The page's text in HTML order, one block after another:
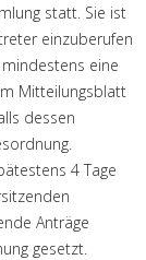
statt. Sie ist
einzuberufen
eine
Mitteilungsblatt
dessen
4 Tage
Anträge
gesetzt.